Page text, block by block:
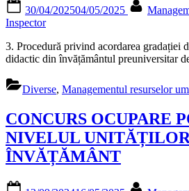
2025”
on
30/04/202504/05/2025
Inspector
3. Procedură privind acordarea gradației
didactic din învățământul preuniversitar
Diverse, Managementul resurselor
CONCURS OCUPARE
NIVELUL
ÎNVĂȚĂMÂNT